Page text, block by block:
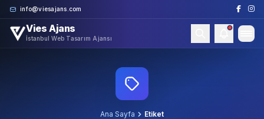
Skip to content
info@viesajans.com
Vies Ajans
İstanbul Web Tasarım Ajansı
Ana Sayfa Etiket